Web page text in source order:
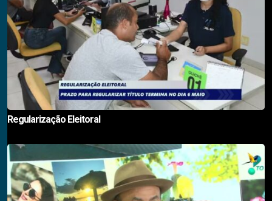
Regularização Eleitoral